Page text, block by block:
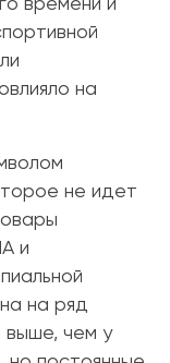
времени и
на
не идет
и
на ряд
выше, чем у